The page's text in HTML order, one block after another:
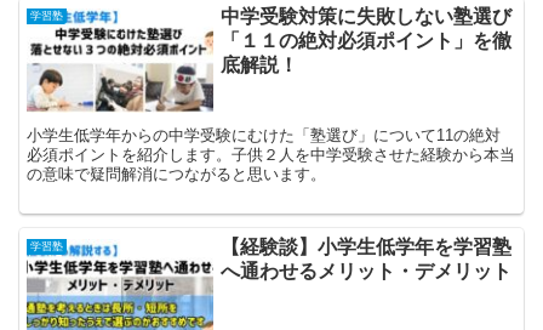
学習塾
中学受験対策に失敗しない塾選び
「１１の絶対必須ポイント」を徹
底解説！
小学生低学年からの中学受験にむけた「塾選び」について11の絶対
必須ポイントを紹介します。子供２人を中学受験させた経験から本当
の意味で疑問解消につながると思います。
学習塾
【経験談】小学生低学年を学習塾
へ通わせるメリット・デメリット